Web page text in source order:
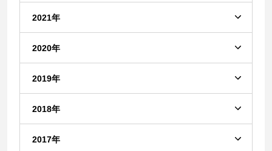
2021年
2020年
2019年
2018年
2017年